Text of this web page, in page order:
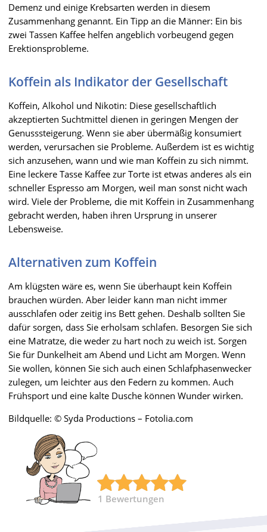
Demenz und einige Krebsarten werden in diesem
Zusammenhang genannt. Ein Tipp an die Männer: Ein bis
zwei Tassen Kaffee helfen angeblich vorbeugend gegen
Erektionsprobleme.
Koffein als Indikator der Gesellschaft
Koffein, Alkohol und Nikotin: Diese gesellschaftlich
akzeptierten Suchtmittel dienen in geringen Mengen der
Genusssteigerung. Wenn sie aber übermäßig konsumiert
werden, verursachen sie Probleme. Außerdem ist es wichtig
sich anzusehen, wann und wie man Koffein zu sich nimmt.
Eine leckere Tasse Kaffee zur Torte ist etwas anderes als ein
schneller Espresso am Morgen, weil man sonst nicht wach
wird. Viele der Probleme, die mit Koffein in Zusammenhang
gebracht werden, haben ihren Ursprung in unserer
Lebensweise.
Alternativen zum Koffein
Am klügsten wäre es, wenn Sie überhaupt kein Koffein
brauchen würden. Aber leider kann man nicht immer
ausschlafen oder zeitig ins Bett gehen. Deshalb sollten Sie
dafür sorgen, dass Sie erholsam schlafen. Besorgen Sie sich
eine Matratze, die weder zu hart noch zu weich ist. Sorgen
Sie für Dunkelheit am Abend und Licht am Morgen. Wenn
Sie wollen, können Sie sich auch einen Schlafphasenwecker
zulegen, um leichter aus den Federn zu kommen. Auch
Frühsport und eine kalte Dusche können Wunder wirken.
Bildquelle: © Syda Productions – Fotolia.com
1 Bewertungen